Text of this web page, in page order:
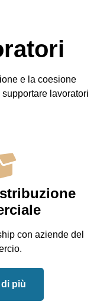
e la coesione
lavoratori
con aziende del
più